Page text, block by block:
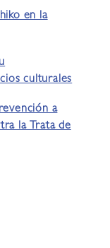
en la
culturales
a
la Trata de